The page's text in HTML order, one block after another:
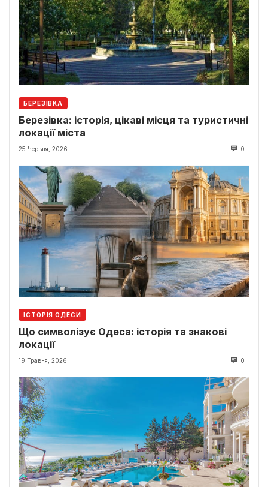
БЕРЕЗІВКА
Березівка: історія, цікаві місця та туристичні
локації міста
25 Червня, 2026 0
ІСТОРІЯ ОДЕСИ
Що символізує Одеса: історія та знакові
локації
19 Травня, 2026 0